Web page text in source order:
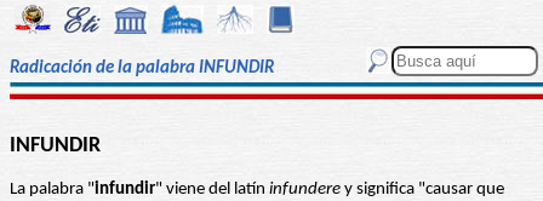
Radicación de la palabra INFUNDIR
INFUNDIR
La palabra "infundir" viene del latín infundere y significa "causar que